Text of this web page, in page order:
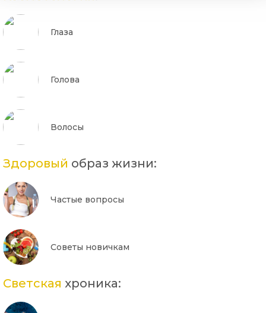
Глаза
Голова
Волосы
Здоровый образ жизни:
Частые вопросы
Советы новичкам
Светская хроника: